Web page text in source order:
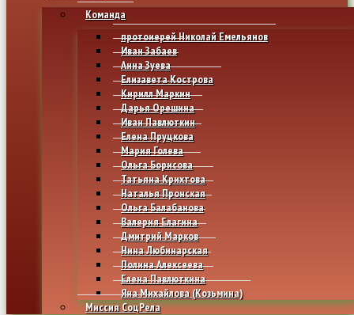
Команда
протоиерей Николай Емельянов
Иван Забаев
Анна Зуева
Елизавета Кострова
Кирилл Маркин
Дарья Орешина
Иван Павлюткин
Елена Пруцкова
Мария Голева
Ольга Борисова
Татьяна Крихтова
Наталья Пронская
Ольга Балабанова
Валерия Елагина
Дмитрий Марков
Нина Любинарская
Полина Алексеева
Елена Павлюткина
Яна Михайлова (Козьмина)
Миссия СоцРела